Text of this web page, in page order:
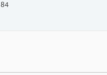
84